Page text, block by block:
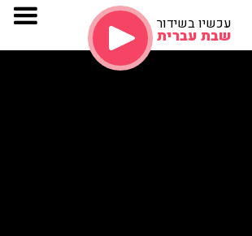
עכשיו בשידור
שבת עברית